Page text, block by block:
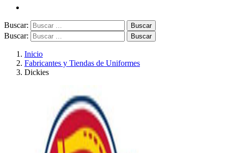
Buscar:
Buscar:
Inicio
Fabricantes y Tiendas de Uniformes
Dickies